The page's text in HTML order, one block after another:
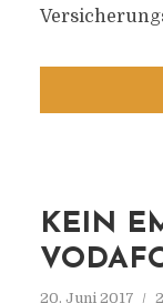
KEIN
20. Juni 2017